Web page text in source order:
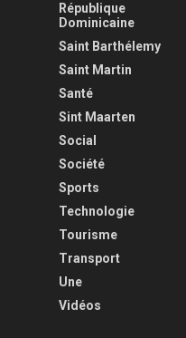
République
Dominicaine
Saint Barthélemy
Saint Martin
Santé
Sint Maarten
Social
Société
Sports
Technologie
Tourisme
Transport
Une
Vidéos